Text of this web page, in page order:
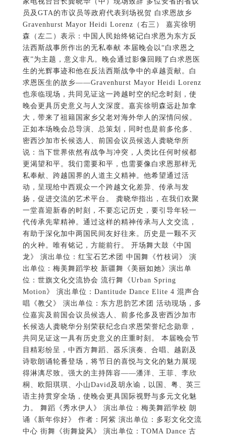
员及GTA的市议员等政府代表到场祝贺 白求恩故乡
Gravenhurst Mayor Heidi Lorenz（右三） 嘉宾徐明
森（左二）表示：中国人民始终铭记白求恩为东方反
法西斯战事所作出的无私奉献 本届晚会以“白求恩之
夜”为主题，意义非凡。晚会通过影像回顾了白求恩医
生的光辉事迹和他在反法西斯战争中的卓越贡献。白
求恩医生的故乡——Gravenhurst Mayor Heidi Lorenz
也亲临现场，共同见证这一跨越时空的纪念时刻，使
晚会更具历史意义与人文深度。嘉宾徐明森远赴加拿
大，带来了祖籍国家乡父老对海外华人的深情问候。
正如本场晚会总导演、总策划，同时也是前多伦多、
密西沙加市长候选人、前国会议员候选人龚晓华所
说：当下世界依然有战争与冲突，人类比任何时候都
更渴望和平。我们需要和平，也需要像白求恩那样无
私奉献、跨越国界的人道主义精神。他希望通过活
动，呈现给中西观众一个跨越文化差异、传承与发
扬，促进交流的艺术平台。 龚晓华指出，在我们欢聚
一堂喜迎新春的时刻，不要忘记历史，要引导年轻一
代传承先辈精神。通过这样的精神传承与人文交流，
有助于深化加中两国民间友好往来。历史是一颗不灭
的火种。唯有铭记，方能前行。 开场舞大鼓《中国
龙》 演出单位：红宝石艺术团 中国舞《竹枝词》 演
出单位：梅美舞蹈学校 新疆舞《美丽如她》演出单
位：世旗文化交流协会 流行舞《Urban Spring
Motion》 演出单位：Dantitude Dance Elite 4 混声合
唱《教父》 演出单位：东方思韵艺术团 活动现场，多
位嘉宾及前国会议员候选人、前多伦多及密西沙加市
长候选人龚晓华分别荣获纪念白求恩荣誉纪念勋章，
共同见证这一具有历史意义的庄重时刻。 本届晚会节
目精彩纷呈，中西方舞蹈、器乐演奏、合唱、越剧及
诗歌朗诵轮番登场，将节日的喜悦与文化的魅力展现
得淋漓尽致。强大的主持阵容——潘洋、王菲、李欣
桐、欧阳琪琪、小山David及胡永谕，以国、粤、英三
语主持贯穿全场，使晚会更具国际视野与多元文化魅
力。 舞蹈《秀水伊人》 演出单位：梅美舞蹈学校 朗
诵《新年你好》 作者：阿紫 演出单位：多彩文化交流
中心 街舞《街舞旋风》 演出单位：TOMA Dance 古